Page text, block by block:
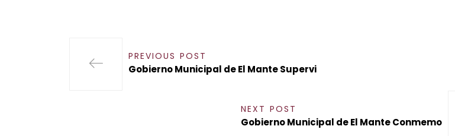
PREVIOUS POST
Gobierno Municipal de El Mante Supervi
NEXT POST
Gobierno Municipal de El Mante Conmemo